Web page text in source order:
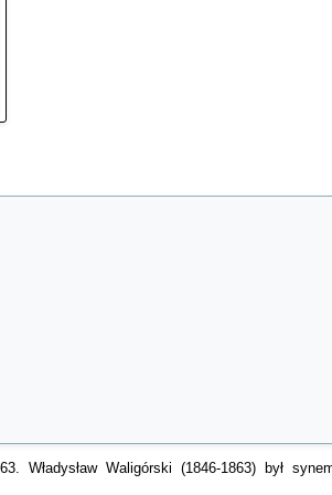
Władysław Waligórski (1846-1863) był